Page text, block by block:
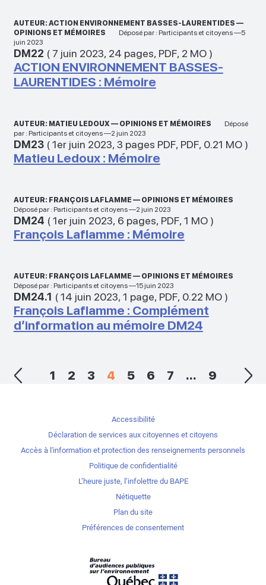
AUTEUR: ACTION ENVIRONNEMENT BASSES-LAURENTIDES —
OPINIONS ET MÉMOIRES
Déposé par : Participants et citoyens —5
juin 2023
DM22 ( 7 juin 2023, 24 pages, PDF, 2 MO)
ACTION ENVIRONNEMENT BASSES-
LAURENTIDES : Mémoire
AUTEUR: MATIEU LEDOUX — OPINIONS ET MÉMOIRES
Déposé
par : Participants et citoyens —2 juin 2023
DM23(1er juin 2023, 3 pages PDF, PDF, 0.21 MO)
Matieu Ledoux : Mémoire
AUTEUR: FRANÇOIS LAFLAMME — OPINIONS ET MÉMOIRES
Déposé par : Participants et citoyens —2 juin 2023
DM24 (1er juin 2023, 6 pages, PDF, 1 MO)
François Laflamme : Mémoire
AUTEUR: FRANÇOIS LAFLAMME — OPINIONS ET MÉMOIRES
Déposé par : Participants et citoyens —15 juin 2023
DM24.1 (14 juin 2023, 1 page, PDF, 0.22 MO)
François Laflamme : Complément
d’information au mémoire DM24
1 2 3 4 5 6 7 ... 9
Accessibilité
Déclaration de services aux citoyennes et citoyens
Accès à l'information et protection des renseignements personnels
Politique de confidentialité
L’heure juste, l’infolettre du BAPE
Nétiquette
Plan du site
Préférences de consentement